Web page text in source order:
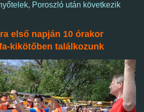
Poroszló után következik
első napján 10 órakor
kikötőben találkozunk